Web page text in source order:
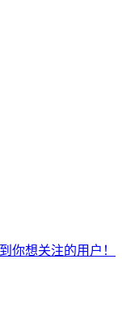
你想关注的用户！